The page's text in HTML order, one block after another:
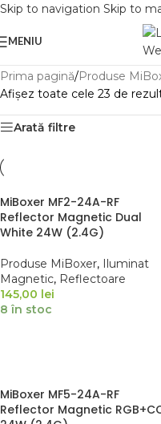
Skip to navigation Skip to
MENIU
Prima pagină/Produse
Afișez toate cele 23 de
Arată filtre
MiBoxer MF2-24A-RF
Reflector Magnetic Dual
White 24W (2.4G)
Produse MiBoxer, Iluminat
Magnetic, Reflectoare
145,00 lei
8 în stoc
MiBoxer MF5-24A-RF
Reflector Magnetic